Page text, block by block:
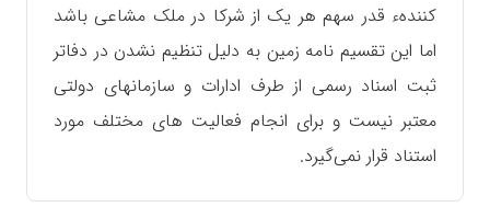
کنندهء قدر سهم هر یک از شرکا در ملک مشاعی باشد
اما این تقسیم نامه زمین به دلیل تنظیم نشدن در دفاتر
ثبت اسناد رسمی از طرف ادارات و سازمانهای دولتی
معتبر نیست و برای انجام فعالیت های مختلف مورد
استناد قرار نمی‌گیرد.